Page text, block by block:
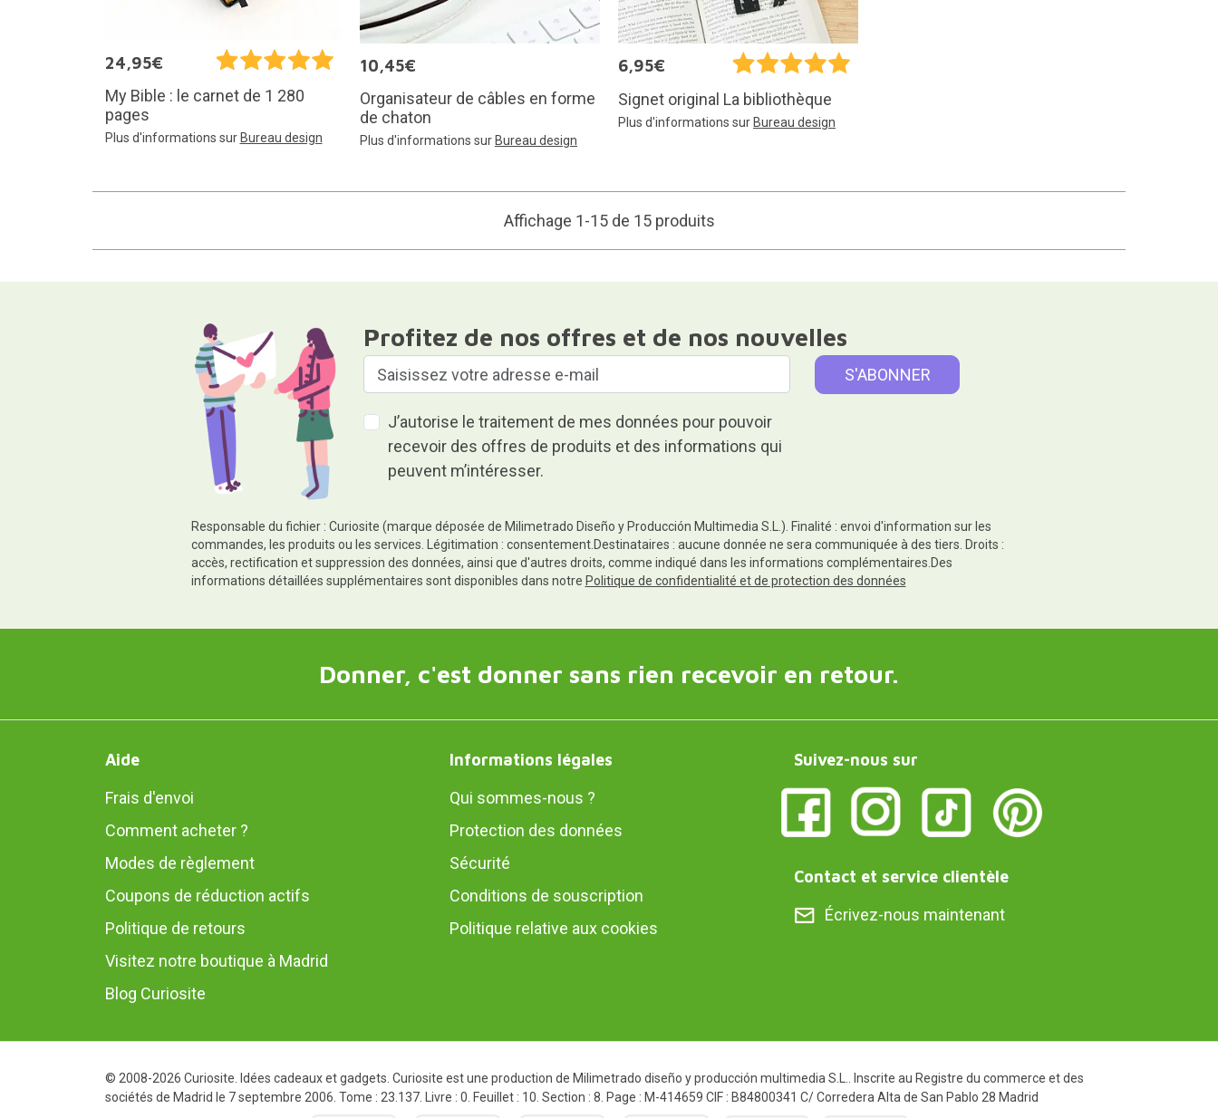
24,95€
My Bible : le carnet de 1 280
pages
Plus d'informations sur Bureau design
10,45€
Organisateur de câbles en forme
de chaton
Plus d'informations sur Bureau design
6,95€
Signet original La bibliothèque
Plus d'informations sur Bureau design
Affichage 1-15 de 15 produits
Profitez de nos offres et de nos nouvelles
J’autorise le traitement de mes données pour pouvoir
recevoir des offres de produits et des informations qui
peuvent m’intéresser.
Responsable du fichier : Curiosite (marque déposée de Milimetrado Diseño y Producción Multimedia S.L.). Finalité : envoi d'information sur les
commandes, les produits ou les services. Légitimation : consentement.Destinataires : aucune donnée ne sera communiquée à des tiers. Droits :
accès, rectification et suppression des données, ainsi que d'autres droits, comme indiqué dans les informations complémentaires.Des
informations détaillées supplémentaires sont disponibles dans notre Politique de confidentialité et de protection des données
Donner, c'est donner sans rien recevoir en retour.
Aide
Frais d'envoi
Comment acheter ?
Modes de règlement
Coupons de réduction actifs
Politique de retours
Visitez notre boutique à Madrid
Blog Curiosite
Informations légales
Qui sommes-nous ?
Protection des données
Sécurité
Conditions de souscription
Politique relative aux cookies
Suivez-nous sur
Contact et service clientèle
Écrivez-nous maintenant
© 2008-2026 Curiosite. Idées cadeaux et gadgets. Curiosite est une production de Milimetrado diseño y producción multimedia S.L.. Inscrite au Registre du commerce et des
sociétés de Madrid le 7 septembre 2006. Tome : 23.137. Livre : 0. Feuillet : 10. Section : 8. Page : M-414659 CIF : B84800341 C/ Corredera Alta de San Pablo 28 Madrid